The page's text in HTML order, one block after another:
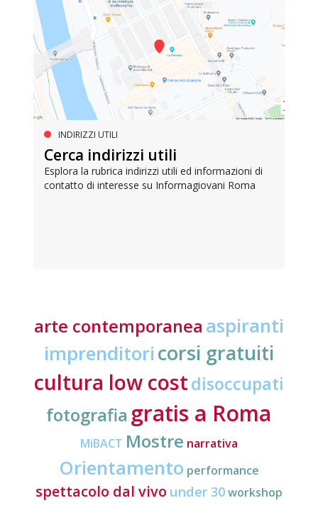
INDIRIZZI UTILI
Cerca indirizzi utili
Esplora la rubrica indirizzi utili ed informazioni di
contatto di interesse su Informagiovani Roma
arte contemporanea aspiranti
imprenditori corsi gratuiti
cultura low costdisoccupati
fotografia gratis a Roma
MiBACT Mostre narrativa
Orientamento performance
spettacolo dal vivo under 30workshop